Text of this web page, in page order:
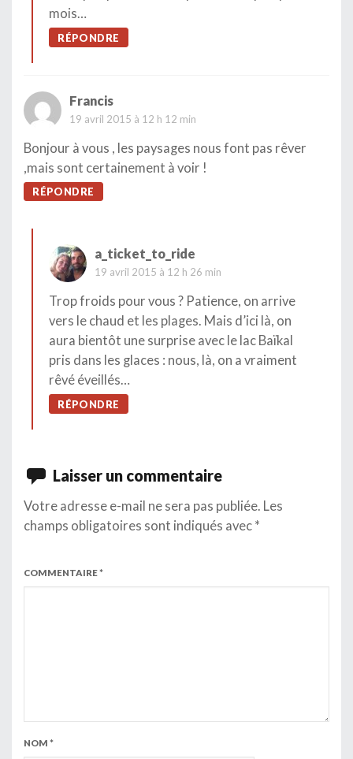
mois…
RÉPONDRE
Francis
19 avril 2015 à 12 h 12 min
Bonjour à vous , les paysages nous font pas rêver
,mais sont certainement à voir !
RÉPONDRE
a_ticket_to_ride
19 avril 2015 à 12 h 26 min
Trop froids pour vous ? Patience, on arrive
vers le chaud et les plages. Mais d’ici là, on
aura bientôt une surprise avec le lac Baïkal
pris dans les glaces : nous, là, on a vraiment
rêvé éveillés…
RÉPONDRE
Laisser un commentaire
Votre adresse e-mail ne sera pas publiée. Les
champs obligatoires sont indiqués avec *
COMMENTAIRE*
NOM *